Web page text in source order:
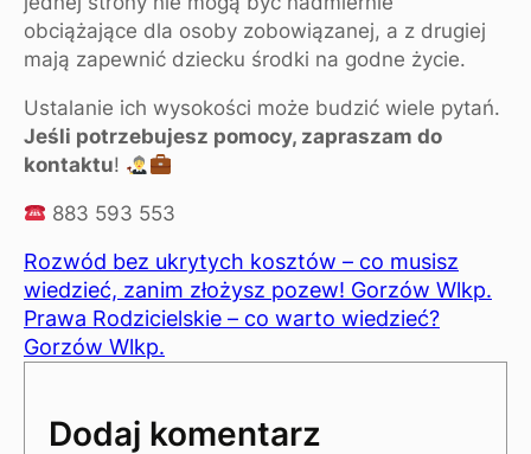
obciążające dla osoby zobowiązanej, a z drugiej
mają zapewnić dziecku środki na godne życie.
Ustalanie ich wysokości może budzić wiele pytań.
Jeśli potrzebujesz pomocy, zapraszam do
kontaktu!
883 593 553
Rozwód bez ukrytych kosztów – co musisz
wiedzieć, zanim złożysz pozew! Gorzów Wlkp.
Prawa Rodzicielskie – co warto wiedzieć?
Gorzów Wlkp.
Dodaj komentarz